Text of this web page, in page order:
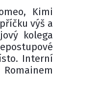
Kimi
výš a
kolega
Interní